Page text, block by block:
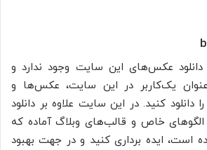
عکس‌های این سایت وجود ندارد و
یک‌کاربر در این سایت، عکس‌ها و
دانلود کنید. در این سایت علاوه بر دانلود
الگو‌های خاص و قالب‌های وبلاگ آماده که
است، ایده برداری کنید و در جهت بهبود